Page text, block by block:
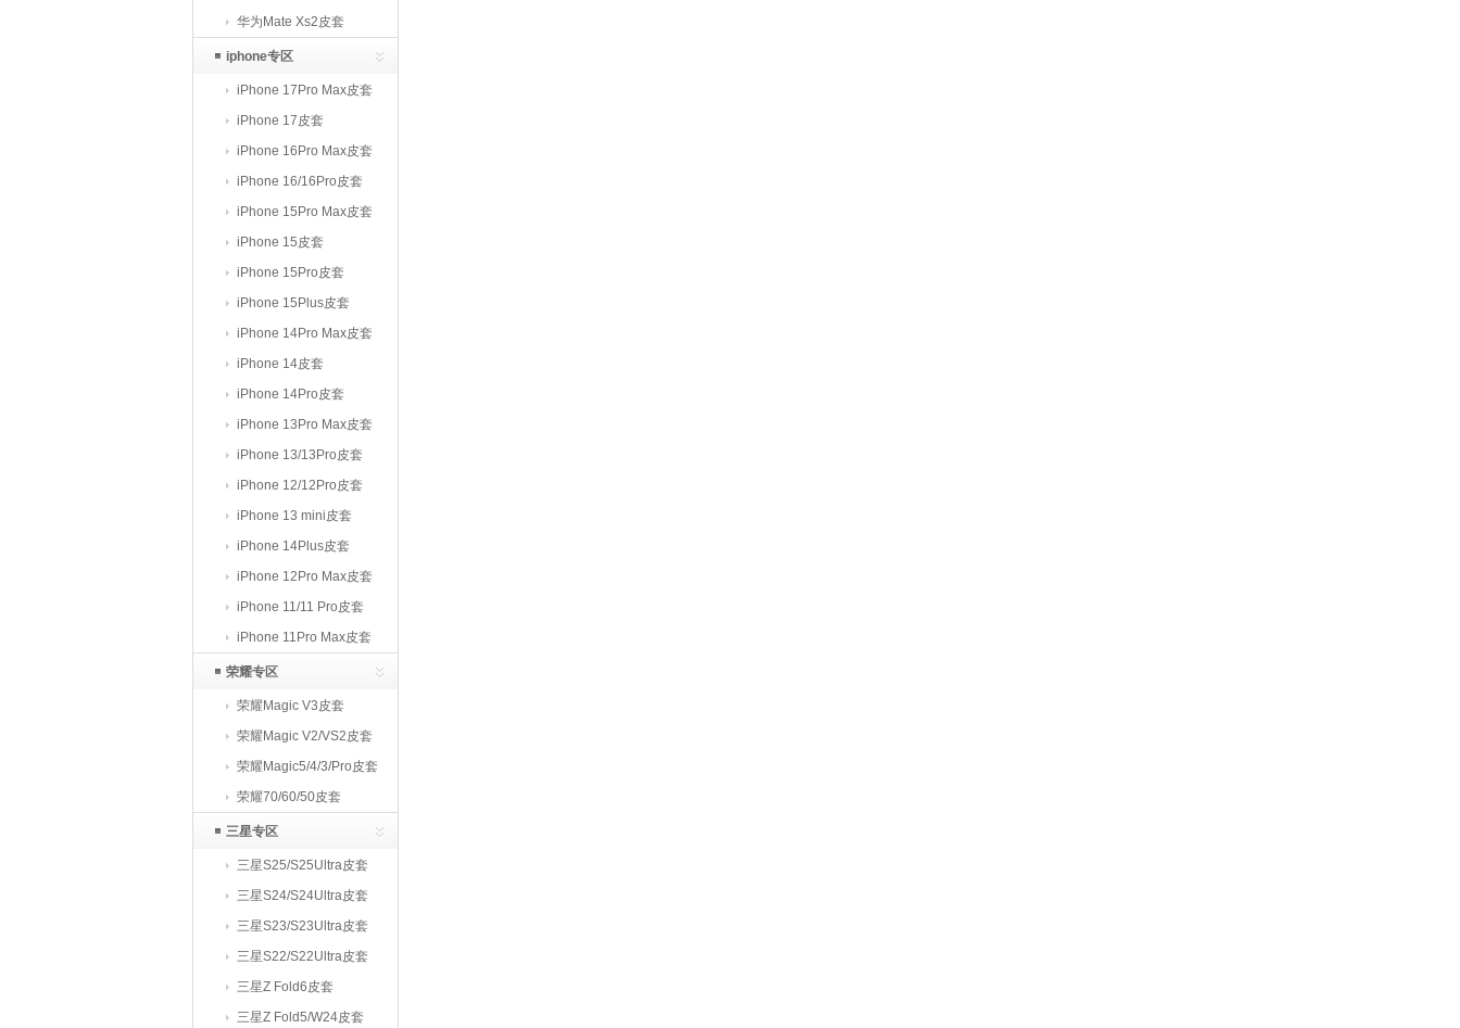
捷】皮套
华为Mate Xs2皮套
iphone专区
iPhone 17Pro Max皮套
iPhone 17皮套
iPhone 16Pro Max皮套
iPhone 16/16Pro皮套
iPhone 15Pro Max皮套
iPhone 15皮套
iPhone 15Pro皮套
iPhone 15Plus皮套
iPhone 14Pro Max皮套
iPhone 14皮套
iPhone 14Pro皮套
iPhone 13Pro Max皮套
iPhone 13/13Pro皮套
iPhone 12/12Pro皮套
iPhone 13 mini皮套
iPhone 14Plus皮套
iPhone 12Pro Max皮套
iPhone 11/11 Pro皮套
iPhone 11Pro Max皮套
荣耀专区
荣耀Magic V3皮套
荣耀Magic V2/VS2皮套
荣耀Magic5/4/3/Pro皮套
荣耀70/60/50皮套
三星专区
三星S25/S25Ultra皮套
三星S24/S24Ultra皮套
三星S23/S23Ultra皮套
三星S22/S22Ultra皮套
三星Z Fold6皮套
三星Z Fold5/W24皮套